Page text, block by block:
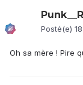
Posté(e)
Oh sa mère ! Pire